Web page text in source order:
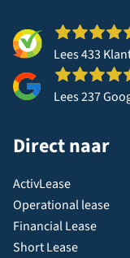
Lees 433
Lees 237
Direct naar
ActivLease
Operational lease
Financial Lease
Short Lease